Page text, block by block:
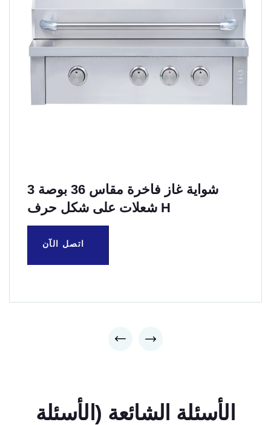
شواية غاز فاخرة مقاس 36 بوصة 3
شعلات على شكل حرف H
اتصل الآن
الأسئلة الشائعة (الأسئلة